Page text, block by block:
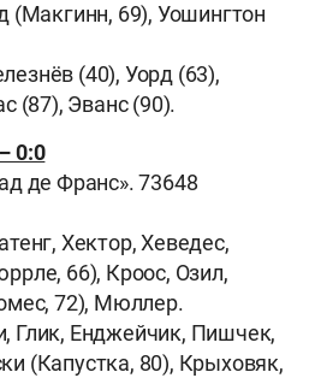
(Макгинн, 69), Уошингтон
(40), Уорд (63),
(87), Эванс (90).
0:0
де Франс». 73648
Хектор, Хеведес,
66), Кроос, Озил,
72), Мюллер.
Глик, Енджейчик, Пишчек,
(Капустка, 80), Крыховяк,